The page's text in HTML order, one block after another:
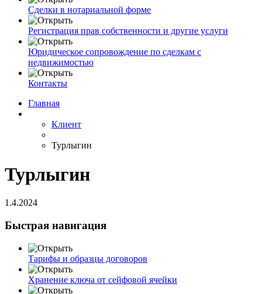
Сделки в нотариальной форме
Регистрация прав собственности и другие услуги
Юридическое сопровождение по сделкам с
недвижимостью
Контакты
Главная
Клиент
Турлыгин
Турлыгин
1.4.2024
Быстрая навигация
Тарифы и образцы договоров
Хранение ключа от сейфовой ячейки